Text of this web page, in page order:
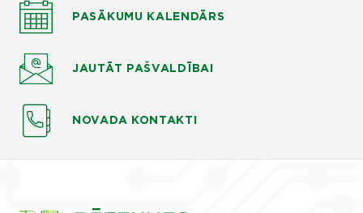
PASĀKUMU KALENDĀRS
JAUTĀT PAŠVALDĪBAI
NOVADA KONTAKTI